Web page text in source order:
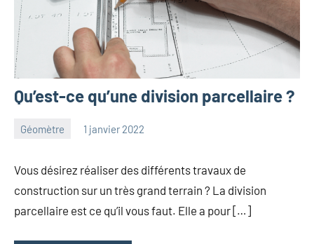
Qu’est-ce qu’une division parcellaire ?
Géomètre 1 janvier 2022
Vous désirez réaliser des différents travaux de
construction sur un très grand terrain ? La division
parcellaire est ce qu’il vous faut. Elle a pour […]